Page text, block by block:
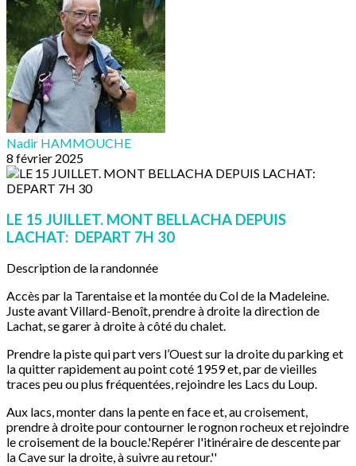
Nadir HAMMOUCHE
8 février 2025
LE 15 JUILLET. MONT BELLACHA DEPUIS
LACHAT: DEPART 7H 30
Description de la randonnée
Accès par la Tarentaise et la montée du Col de la Madeleine.
Juste avant Villard-Benoît, prendre à droite la direction de
Lachat, se garer à droite à côté du chalet.
Prendre la piste qui part vers l’Ouest sur la droite du parking et
la quitter rapidement au point coté 1959 et, par de vieilles
traces peu ou plus fréquentées, rejoindre les Lacs du Loup.
Aux lacs, monter dans la pente en face et, au croisement,
prendre à droite pour contourner le rognon rocheux et rejoindre
le croisement de la boucle.'Repérer l'itinéraire de descente par
la Cave sur la droite, à suivre au retour.''